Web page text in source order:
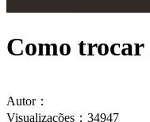
Como
Autor：
Visualizações：34947